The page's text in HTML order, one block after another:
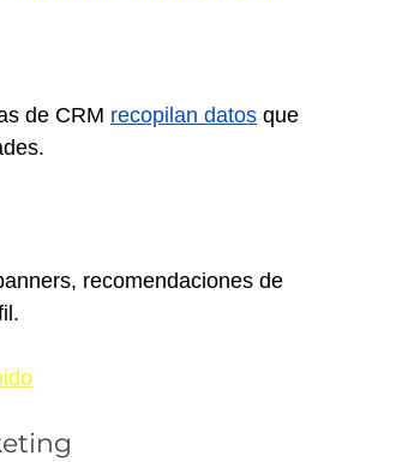
de CRM recopilan datos que
recomendaciones de